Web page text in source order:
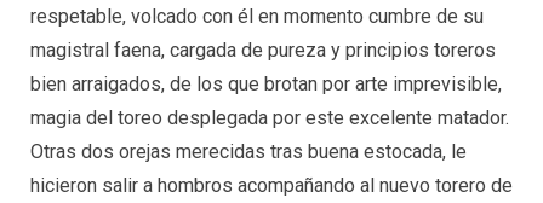
respetable, volcado con él en momento cumbre de su
magistral faena, cargada de pureza y principios toreros
bien arraigados, de los que brotan por arte imprevisible,
magia del toreo desplegada por este excelente matador.
Otras dos orejas merecidas tras buena estocada, le
hicieron salir a hombros acompañando al nuevo torero de